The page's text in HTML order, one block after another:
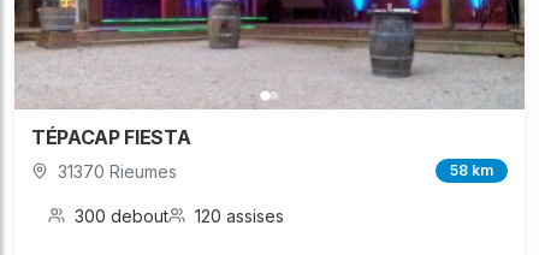
TÉPACAP FIESTA
31370 Rieumes 58 km
300 debout 120 assises